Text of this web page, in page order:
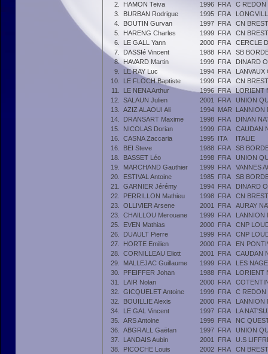
2.
HAMON Teiva 1996 FRA
C REDON
3.
BURBAN Rodrigue 1995 FRA
4.
BOUTIN Gurvan 1997 FRA
CN BREST
5.
HARENG Charles 1999 FRA
CN BREST
6.
LE GALL Yann 2000 FRA
CERCLE
7.
DASSIé Vincent 1988 FRA
SB
8. HAVARD Martin 1999 FRA
DINARD
9.
LE RAY Luc 1994 FRA
LANVAUX
10.
LE FLOCH Baptiste 1999 FRA
CN BREST
11.
LE NENA Arthur 1996 FRA
LORIENT
12.
SALAUN Julien 2001 FRA
UNION
13.
AZIZ ALAOUI Ali 1994 MAR
LANNION
14.
DRANSART Maxime 1998 FRA
DINAN
15.
NICOLAS Dorian 1999 FRA
CAUDAN
16.
CASNA Zaccaria 1995 ITA
ITALIE
16.
BEI Steve 1988 FRA
SB
18.
BASSET Léo 1998 FRA
UNION
19.
MARCHAND Gauthier 1999 FRA
VANNES
20.
ESTIVAL Antoine 1985 FRA
SB
21.
GARNIER Jérémy 1994 FRA
DINARD
22.
PERRILLON Mathieu 1998 FRA
CN BREST
23.
OLLIVIER Arsene 2001 FRA
AURAY
23.
CHAILLOU Merouane 1999 FRA
LANNION
25.
EVEN Mathias 2000 FRA
CNP
26.
DUAULT Pierre 1999 FRA
CNP
27.
HORTE Emilien 2000 FRA
EN
28.
CORNILLEAU Eliott 2001 FRA
CAUDAN
29.
MALLEJAC Guillaume 1999 FRA
LES
30.
PFEIFFER Johan 1988 FRA
LORIENT
31.
LAIR Nolan 2000 FRA
32.
GICQUELET Antoine 1999 FRA
C REDON
32.
BOUILLIE Alexis 2000 FRA
LANNION
34.
LE GAL Vincent 1997 FRA
LA
35.
ARS Antoine 1999 FRA
NC
36.
ABGRALL Gaëtan 1997 FRA
UNION
37.
LANDAIS Aubin 2001 FRA
U.S
38.
PICOCHE Louis 2002 FRA
CN BREST